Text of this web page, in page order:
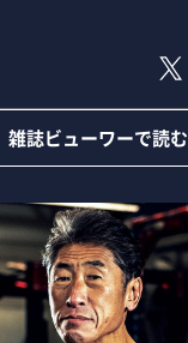
雑誌ビューワーで読む